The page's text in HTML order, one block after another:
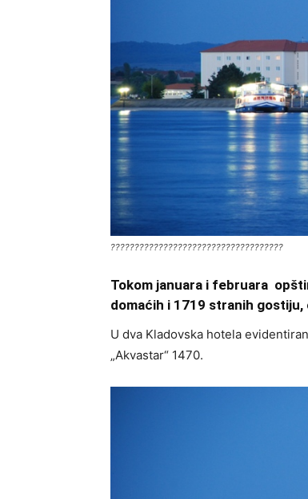
????????????????????????????????????
Tokom januara i februara
domaćih i 1719 stranih
U dva Kladovska hotela
„Akvastar“ 1470.